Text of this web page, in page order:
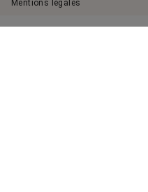
Mentions légales